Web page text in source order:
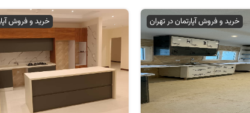
خرید و فروش آپارتمان در تهران خرید و فروش